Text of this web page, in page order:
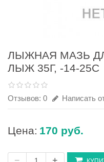
ЛЫЖНАЯ МАЗЬ
ЛЫЖ 35Г, -14-25С
Отзывов: 0 Написать
Цена: 170 руб.